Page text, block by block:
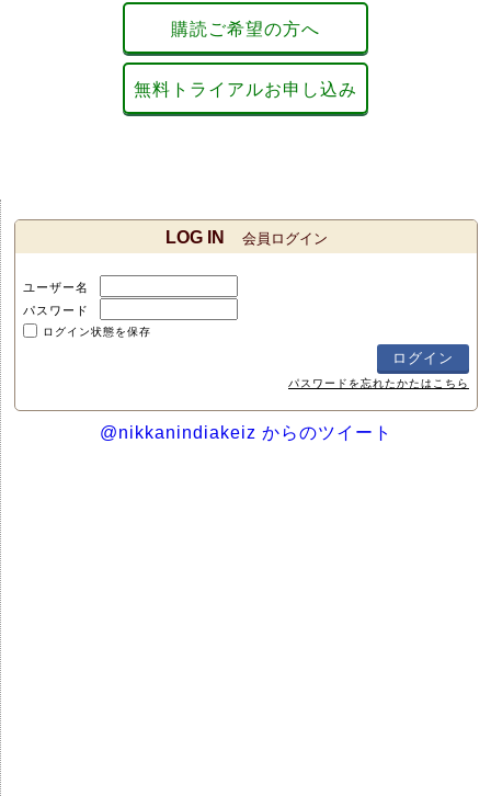
購読ご希望の方へ
無料トライアルお申し込み
LOG IN 会員ログイン
ユーザー名
パスワード
ログイン状態を保存
パスワードを忘れたかたはこちら
@nikkanindiakeiz からのツイート